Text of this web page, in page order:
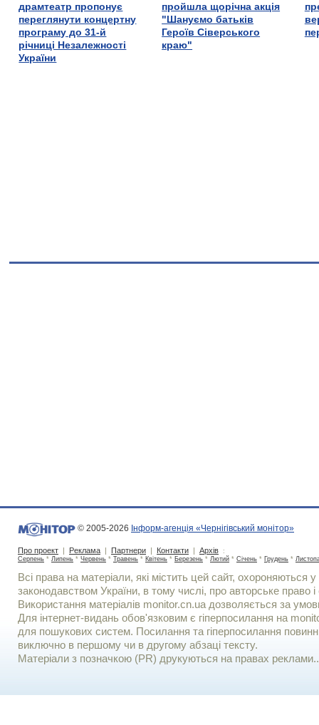
драмтеатр пропонує
переглянути концертну
програму до 31-й
річниці Незалежності
України
пройшла щорічна акція
"Шануємо батьків
Героїв Сіверського
краю"
© 2005-2026 Інформ-агенція «Чернігівський монітор»
Про проект | Реклама | Партнери | Контакти | Архів :
Серпень * Липень * Червень * Травень * Квітень * Березень * Лютий * Січень * Грудень *
Всі права на матеріали, які містить цей сайт, охороняються у
законодавством України, в тому числі, про авторське право і
Використання матерiалiв monitor.cn.ua дозволяється за
Для iнтернет-видань обов'язковим є гiперпосилання на
для пошукових систем. Посилання та гіперпосилання
виключно в першому чи в другому абзаці тексту.
Матеріали з позначкою (PR) друкуються на правах реклами..